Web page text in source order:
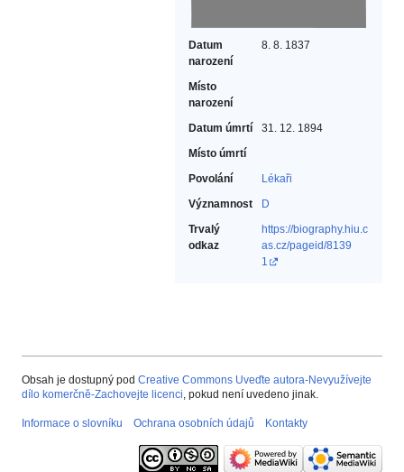
Datum
narození
8. 8. 1837
Místo
narození
Datum úmrtí
31. 12. 1894
Místo úmrtí
Povolání
Lékaři‎
Významnost
D
Trvalý
odkaz
https://biography.hiu.c
as.cz/pageid/8139
1
Obsah je dostupný pod Creative Commons Uveďte autora-Nevyužívejte
dílo komerčně-Zachovejte licenci, pokud není uvedeno jinak.
Informace o slovníku Ochrana osobních údajů Kontakty